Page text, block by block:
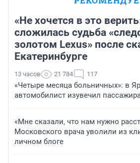
«Не хочется в это
сложилась судьба
золотом Lexus» после
Екатеринбурге
13 часов 21 784 117
«Четыре месяца больничных»: в
автомобилист изувечил
«Мне сказали, что нам нужно
Московского врача уволили из
личном блоге